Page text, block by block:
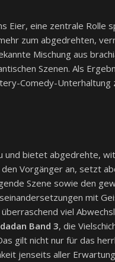
Eier, eine zentrale Rolle
zum abgedrehten,
Mischung aus
Szenen. Als
Comedy-Unterhaltung
bietet abgedrehte,
Vorgänger an, setzt
Szene sowie den
mit
viel
Band 3, die
gilt nicht nur für das
jenseits aller